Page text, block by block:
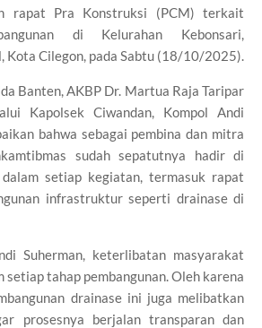
rapat Pra Konstruksi (PCM) terkait
di Kelurahan Kebonsari,
Kota Cilegon, pada Sabtu (18/10/2025).
Banten, AKBP Dr. Martua Raja Taripar
Kapolsek Ciwandan, Kompol Andi
bahwa sebagai pembina dan mitra
sudah sepatutnya hadir di
setiap kegiatan, termasuk rapat
infrastruktur seperti drainase di
Suherman, keterlibatan masyarakat
setiap tahap pembangunan. Oleh karena
drainase ini juga melibatkan
prosesnya berjalan transparan dan